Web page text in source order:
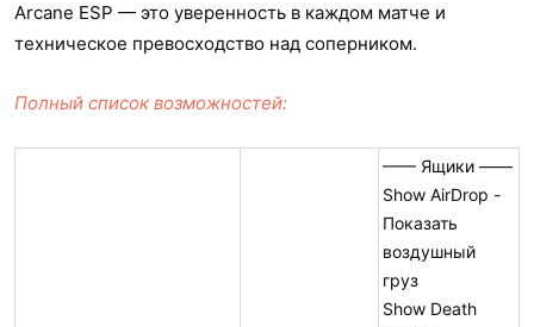
Arcane ESP — это уверенность в каждом матче и
техническое превосходство над соперником.
Полный список возможностей:
—— Ящики ——
Show AirDrop -
Показать
воздушный
груз
Show Death